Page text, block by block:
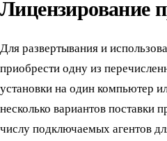
Лицензирование
Для развертывания и
приобрести одну из
установки на один компьютер
несколько вариантов поставки
числу подключаемых агентов